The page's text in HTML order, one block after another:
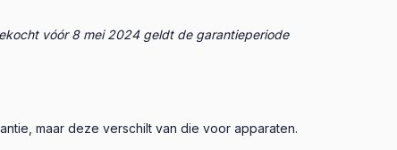
vóór 8 mei 2024 geldt de garantieperiode
maar deze verschilt van die voor apparaten.